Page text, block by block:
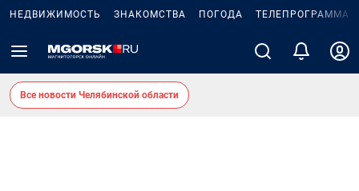
НЕДВИЖИМОСТЬ ЗНАКОМСТВА ПОГОДА ТЕЛЕПРОГРАММА
Все новости Челябинской области